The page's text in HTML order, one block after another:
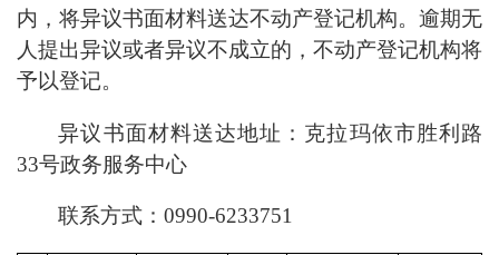
内，将异议书面材料送达不动产登记机构。逾期无
人提出异议或者异议不成立的，不动产登记机构将
予以登记。
异议书面材料送达地址： 克拉玛依市胜利路
33号政务服务中心
联系方式：0990-6233751